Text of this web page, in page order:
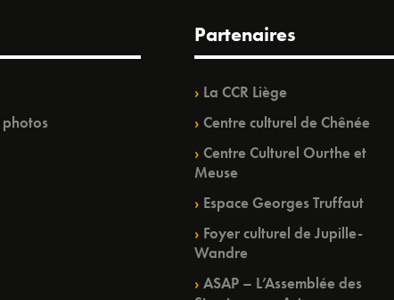
Partenaires
La CCR Liège
Centre culturel de Chênée
Centre Culturel Ourthe et
Meuse
Espace Georges Truffaut
Foyer culturel de Jupille-
Wandre
ASAP – L’Assemblée des